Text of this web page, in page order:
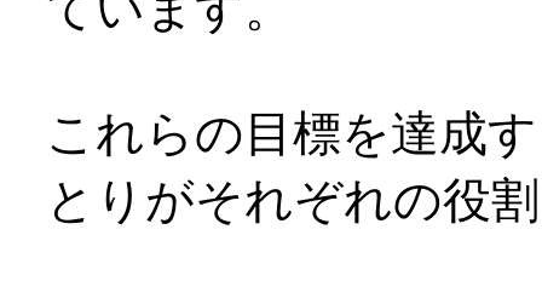
これらの目標を達成
とりがそれぞれの役